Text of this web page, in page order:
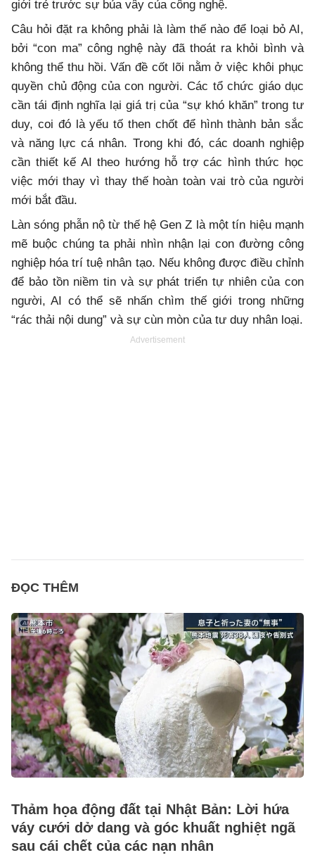
giới trẻ trước sự bủa vây của công nghệ.
Câu hỏi đặt ra không phải là làm thế nào để loại bỏ AI,
bởi “con ma” công nghệ này đã thoát ra khỏi bình và
không thể thu hồi. Vấn đề cốt lõi nằm ở việc khôi phục
quyền chủ động của con người. Các tổ chức giáo dục
cần tái định nghĩa lại giá trị của “sự khó khăn” trong tư
duy, coi đó là yếu tố then chốt để hình thành bản sắc
và năng lực cá nhân. Trong khi đó, các doanh nghiệp
cần thiết kế AI theo hướng hỗ trợ các hình thức học
việc mới thay vì thay thế hoàn toàn vai trò của người
mới bắt đầu.
Làn sóng phẫn nộ từ thế hệ Gen Z là một tín hiệu mạnh
mẽ buộc chúng ta phải nhìn nhận lại con đường công
nghiệp hóa trí tuệ nhân tạo. Nếu không được điều chỉnh
để bảo tồn niềm tin và sự phát triển tự nhiên của con
người, AI có thể sẽ nhấn chìm thế giới trong những
“rác thải nội dung” và sự cùn mòn của tư duy nhân loại.
Advertisement
ĐỌC THÊM
Thảm họa động đất tại Nhật Bản: Lời hứa
váy cưới dở dang và góc khuất nghiệt ngã
sau cái chết của các nạn nhân